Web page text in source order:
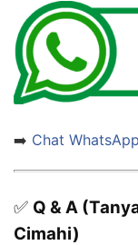
➡️ Chat
✅ Q & A
Cimahi)